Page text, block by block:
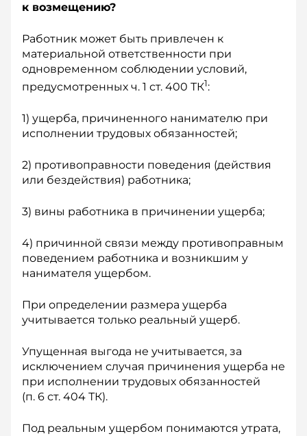
к возмещению?
Работник может быть привлечен к
материальной ответственности при
одновременном соблюдении условий,
предусмотренных ч. 1 ст. 400 ТК1:
1) ущерба, причиненного нанимателю при
исполнении трудовых обязанностей;
2) противоправности поведения (действия
или бездействия) работника;
3) вины работника в причинении ущерба;
4) причинной связи между противоправным
поведением работника и возникшим у
нанимателя ущербом.
При определении размера ущерба
учитывается только реальный ущерб.
Упущенная выгода не учитывается, за
исключением случая причинения ущерба не
при исполнении трудовых обязанностей
(п. 6 ст. 404 ТК).
Под реальным ущербом понимаются утрата,